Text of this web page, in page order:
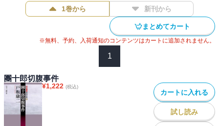
1巻から 新刊から
まとめてカート
※無料、予約、入荷通知のコンテンツはカートに追加されません。
1
團十郎切腹事件
¥1,222 (税込)
カートに入れる
試し読み